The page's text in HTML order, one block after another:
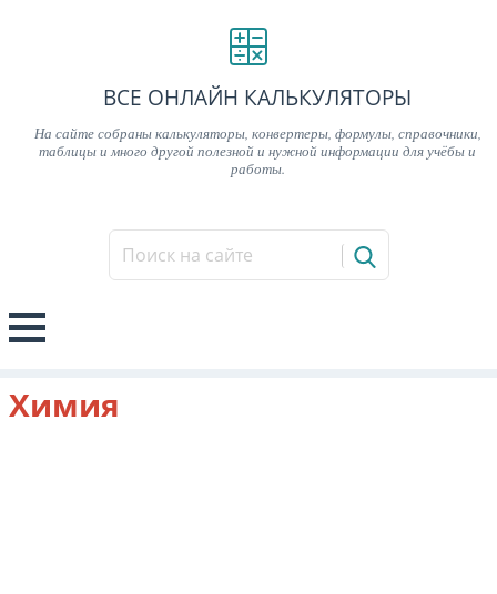
ВСЕ ОНЛАЙН КАЛЬКУЛЯТОРЫ
На сайте собраны калькуляторы, конвертеры, формулы, справочники,
таблицы и много другой полезной и нужной информации для учёбы и
работы.
Химия